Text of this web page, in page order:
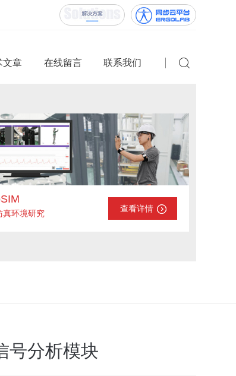
文章 在线留言 联系我们
真环境研究 查看详情
号分析模块